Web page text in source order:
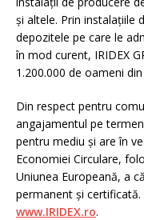
și altele. Prin instalațiile
depozitele pe care le
în mod curent, IRIDEX
1.200.000 de oameni
Din respect pentru
angajamentul pe
pentru mediu și are în
Economiei Circulare,
Uniunea Europeană, a
permanent și
www.IRIDEX.ro.